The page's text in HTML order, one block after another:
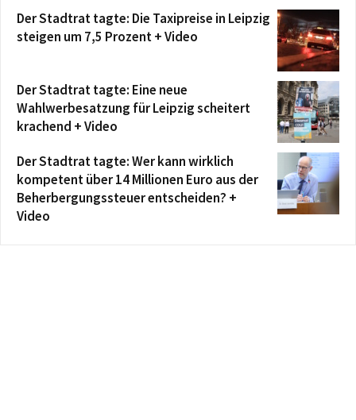
Der Stadtrat tagte: Die Taxipreise in Leipzig
steigen um 7,5 Prozent + Video
Der Stadtrat tagte: Eine neue
Wahlwerbesatzung für Leipzig scheitert
krachend + Video
Der Stadtrat tagte: Wer kann wirklich
kompetent über 14 Millionen Euro aus der
Beherbergungssteuer entscheiden? +
Video